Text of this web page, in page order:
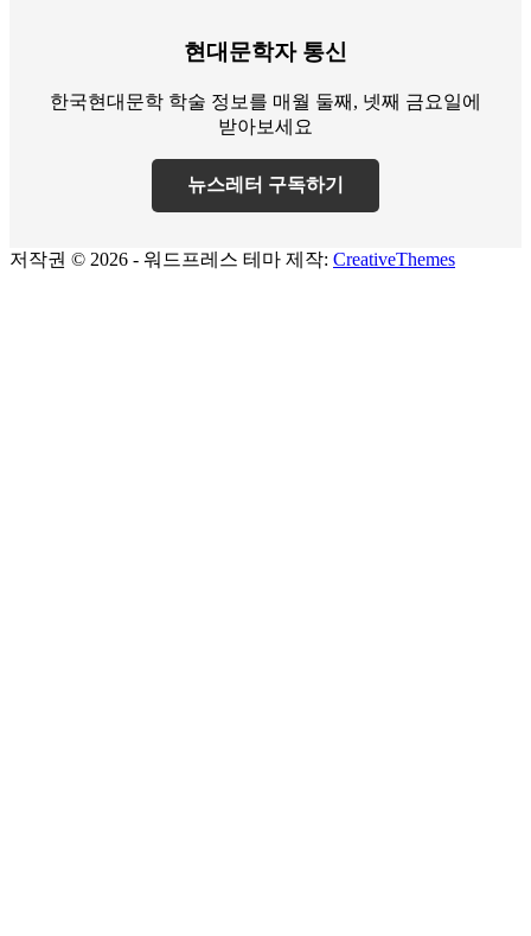
현대문학자 통신
한국현대문학 학술 정보를 매월 둘째, 넷째 금요일에
받아보세요
뉴스레터 구독하기
저작권 © 2026 - 워드프레스 테마 제작: CreativeThemes